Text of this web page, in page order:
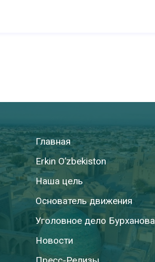
Главная
Erkin O’zbekiston
Наша цель
Основатель движения
Уголовное дело Бурханова
Новости